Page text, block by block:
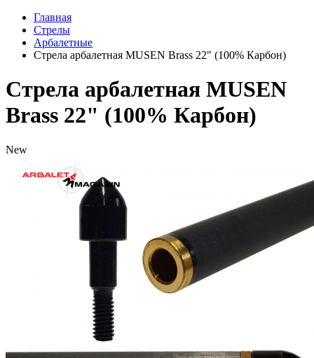
Главная
Стрелы
Арбалетные
Стрела арбалетная MUSEN Brass 22" (100% Карбон)
Стрела арбалетная MUSEN
Brass 22" (100% Карбон)
New